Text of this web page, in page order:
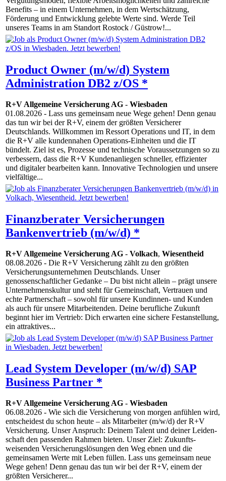
Benefits – in einem Unternehmen, in dem Wertschätzung,
Förderung und Entwicklung gelebte Werte sind. Werde Teil
unseres Teams in am Standort Rostock / Güstrow!...
Product Owner (m/w/d) System
Administration DB2 z/OS *
R+V Allgemeine Versicherung AG - Wiesbaden
01.08.2026 - Lass uns gemeinsam neue Wege gehen! Denn genau
das tun wir bei der R+V, einem der größten Versicherer
Deutschlands. Willkommen im Ressort Operations und IT, in dem
die R+V alle kundennahen Operations-Einheiten und die IT
bündelt. Ziel ist es, Prozesse und technische Voraussetzungen so zu
verbessern, dass die R+V Kundenanliegen schneller, effizienter
und digitaler bearbeiten kann. Innovative Techno­logien und unsere
vielfältige...
Finanzberater Versicherungen
Bankenvertrieb (m/w/d) *
R+V Allgemeine Versicherung AG - Volkach, Wiesentheid
08.08.2026 - Die R+V Versicherung zählt zu den größten
Versicherungsunternehmen Deutschlands. Unser
genossenschaftlicher Gedanke – Du bist nicht allein – prägt unsere
Unternehmenskultur und steht für Gemeinschaft, Vertrauen und
echte Partnerschaft – sowohl für unsere Kundinnen- und Kunden
als auch für unsere Mitarbeitenden. Deine berufliche Zukunft
beginnt hier im Vertrieb: Dich erwarten eine sichere Festanstellung,
ein attraktives...
Lead System Developer (m/w/d) SAP
Business Partner *
R+V Allgemeine Versicherung AG - Wiesbaden
06.08.2026 - Wie sich die Versicherung von morgen anfühlen wird,
entscheidest du schon heute – als Mitarbeiter (m/w/d) der R+V
Versicherung. Unser Anspruch: Deinem Talent und deiner Leiden­
schaft den passenden Rahmen bieten. Unser Ziel: Zukunfts­
weisenden Versicherungs­lösungen den Weg ebnen und die
gemeinsamen Werte mit Leben füllen. Lass uns gemeinsam neue
Wege gehen! Denn genau das tun wir bei der R+V, einem der
größten Versicherer...